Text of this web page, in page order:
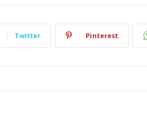
Twitter Pinterest